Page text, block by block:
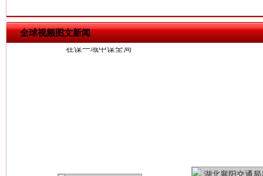
全球视频图文新闻